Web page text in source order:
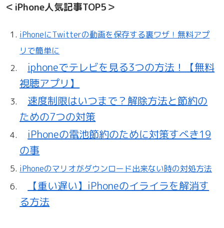
＜iPhone人気記事TOP5＞
iPhoneにTwitterの動画を保存する裏ワザ！無料アプ
リで簡単に
iphoneでテレビを見る3つの方法！【無料
視聴アプリ】
速度制限はいつまで？解除方法と節約の
ための7つの対策
iPhoneの電池節約のために対策すべき19
の事
iPhoneのマリオがダウンロード出来ない時の対処方法
【重い遅い】iPhoneのイライラを解消す
る方法